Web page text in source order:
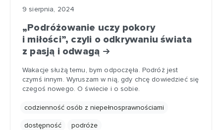
9 sierpnia, 2024
„Podróżowanie uczy pokory
i miłości”, czyli o odkrywaniu świata
z pasją i odwagą
Wakacje służą temu, bym odpoczęła. Podróż jest
czymś innym. Wyruszam w nią, gdy chcę dowiedzieć się
czegoś nowego. O świecie i o sobie.
codzienność osób z niepełnosprawnościami
dostępność podróże